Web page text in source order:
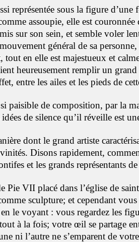
représentée sous la figure
assoupie, elle est
sur son sein, et semble voler
général de sa
tout en elle est majestueux et
heureusement remplir un
entre les ailes et les pieds de
paisible de composition, par la
de silence qu’il réveille est
dont le grand artiste
Disons rapidement,
et les grands représentants
Pie VII placé dans l’église de
sculpture; et cependant vous
le voyant : vous regardez les
à la fois; votre œil se partage
ni l’autre ne s’emparent de